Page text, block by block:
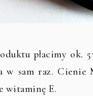
płacimy ok.
w sam raz. Cienie
witaminę E.